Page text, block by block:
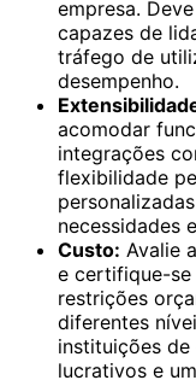
empresa.
capazes de
tráfego de
desempenho.
acomodar
integrações
flexibilidade
necessidades
Custo: Avalie
e certifique-se
restrições
diferentes
instituições
lucrativos e